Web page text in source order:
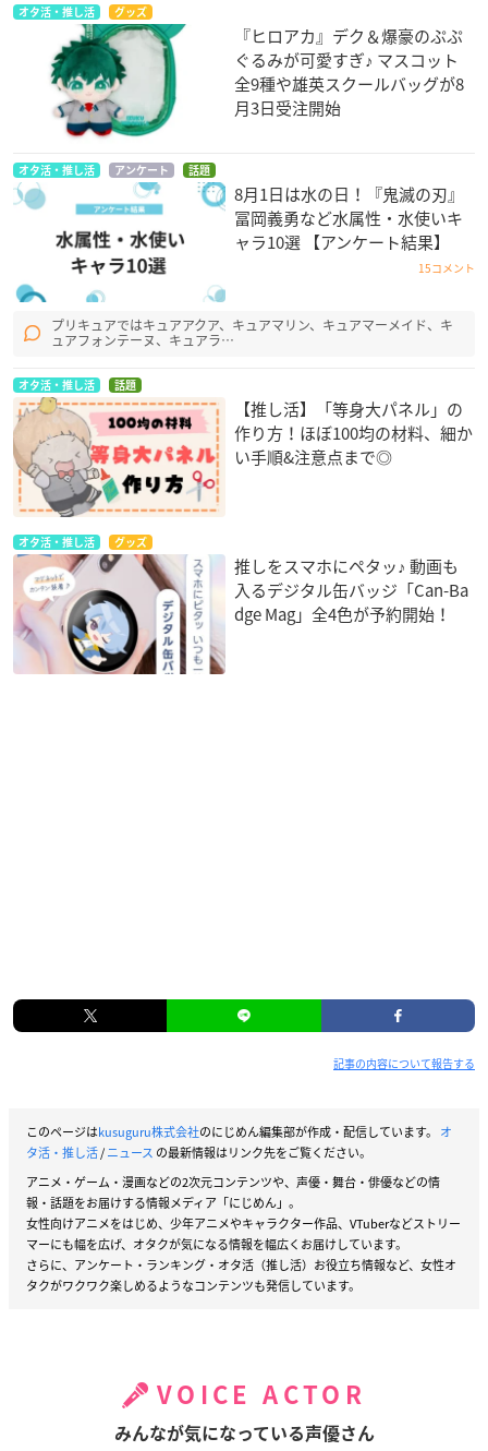
オタ活・推し活 グッズ
『ヒロアカ』デク＆爆豪のぷぷ
ぐるみが可愛すぎ♪ マスコット
全9種や雄英スクールバッグが8
月3日受注開始
オタ活・推し活 アンケート 話題
8月1日は水の日！『鬼滅の刃』
冨岡義勇など水属性・水使いキ
ャラ10選 【アンケート結果】
15コメント
プリキュアではキュアアクア、キュアマリン、キュアマーメイド、キ
ュアフォンテーヌ、キュアラ…
オタ活・推し活 話題
【推し活】「等身大パネル」の
作り方！ほぼ100均の材料、細か
い手順&注意点まで◎
オタ活・推し活 グッズ
推しをスマホにペタッ♪ 動画も
入るデジタル缶バッジ「Can-Ba
dge Mag」全4色が予約開始！
記事の内容について報告する
このページはkusuguru株式会社のにじめん編集部が作成・配信しています。 オ
タ活・推し活/ニュース の最新情報はリンク先をご覧ください。
アニメ・ゲーム・漫画などの2次元コンテンツや、声優・舞台・俳優などの情
報・話題をお届けする情報メディア「にじめん」。
女性向けアニメをはじめ、少年アニメやキャラクター作品、VTuberなどストリー
マーにも幅を広げ、オタクが気になる情報を幅広くお届けしています。
さらに、アンケート・ランキング・オタ活（推し活）お役立ち情報など、女性オ
タクがワクワク楽しめるようなコンテンツも発信しています。
VOICE ACTOR
みんなが気になっている声優さん